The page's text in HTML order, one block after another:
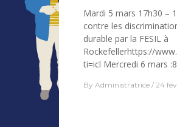
Mardi 5 mars 17h30 –
contre les
durable par la FESIL à
Rockefellerhttps://
ti=icl Mercredi 6 mars
By Administratrice 24